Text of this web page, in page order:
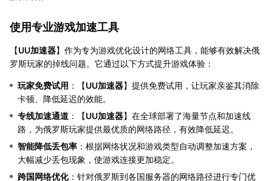
使用专业游戏加速工具
【UU加速器】作为专为游戏优化设计的网络工具，能够有效解决俄
罗斯玩家的掉线问题。它通过以下方式提升游戏体验：
玩家免费试用 ：【UU加速器】提供免费试用，让玩家亲鉴其消除
卡顿、降低延迟的效能。
专线加速通道 ：【UU加速器】在全球部署了海量节点和加速线
路，为俄罗斯玩家提供最优质的网络路径，有效降低延迟。
智能降低丢包率 ：根据网络状况和游戏类型自动调整加速方案，
大幅减少丢包现象，使游戏连接更加稳定。
跨国网络优化：针对俄罗斯到各国服务器的网络路径进行专门优